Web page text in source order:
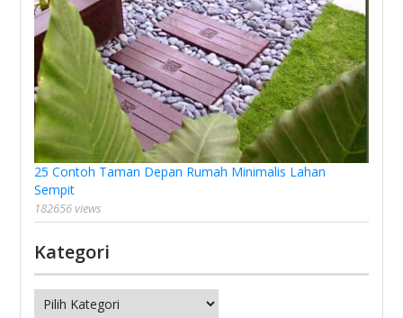
25 Contoh Taman Depan Rumah Minimalis Lahan
Sempit
182656 views
Kategori
Kategori